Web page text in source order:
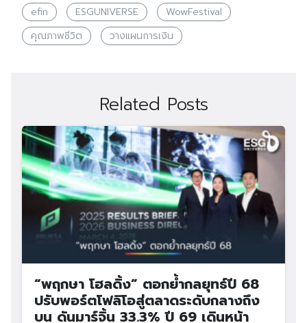
efin ESGUNIVERSE
WowFestival
คุณภาพชีวิต
วางแผนการเงิน
Related Posts
“พฤกษา โฮลดิ้ง” ตอกย้ำกลยุทธ์ปี 68
ปรับพอร์ตโฟลิโอสู่ตลาดระดับกลางถึง
บน ดันมาร์จิ้น 33.3% ปี 69 เดินหน้า